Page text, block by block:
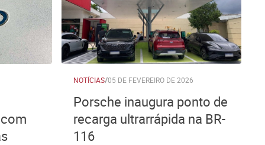
NOTÍCIAS/05 DE FEVEREIRO DE 2026
Porsche inaugura ponto de
recarga ultrarrápida na BR-
116